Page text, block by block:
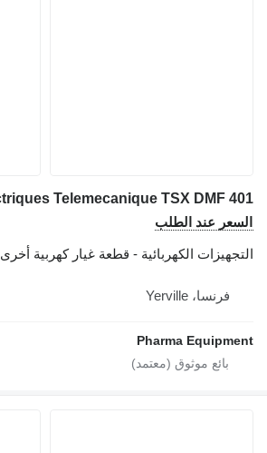
السعر عند الطلب
التجهيزات الكهربائية - قطعة غيار كهربية أخرى
فرنسا، Yerville
Pharma Equipment